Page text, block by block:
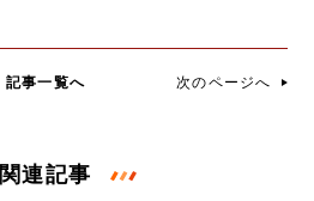
記事一覧へ 次のページへ
関連記事